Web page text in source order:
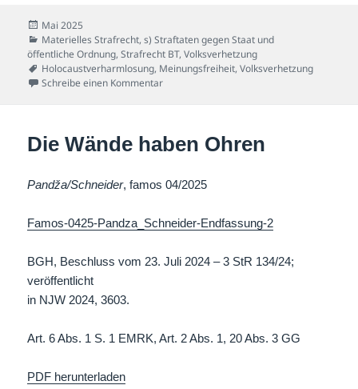
Veröffentlicht
am
Mai 2025
Kategorien
Materielles Strafrecht,s) Straftaten gegen Staat und
öffentliche Ordnung,Strafrecht BT,Volksverhetzung
Schlagwörter
Holocaustverharmlosung, Meinungsfreiheit,Volksverhetzung
Schreibe einen Kommentarzu Corona-Kritiker auf Abwegen
Die Wände haben Ohren
Pandža/Schneider, famos 04/2025
Famos-0425-Pandza_Schneider-Endfassung-2
BGH, Beschluss vom 23. Juli 2024 – 3 StR 134/24;
veröffentlicht
in NJW 2024, 3603.
Art. 6 Abs. 1 S. 1 EMRK, Art. 2 Abs. 1, 20 Abs. 3 GG
PDF herunterladen